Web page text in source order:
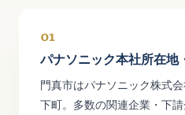
01
パナソニック本社所在地
門真市はパナソニック株式
下町。多数の関連企業・下